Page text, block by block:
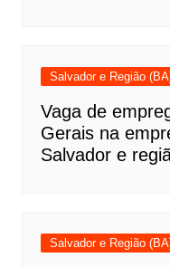
Salvador e Região
Vaga de
Gerais na
Salvador e
Salvador e Região